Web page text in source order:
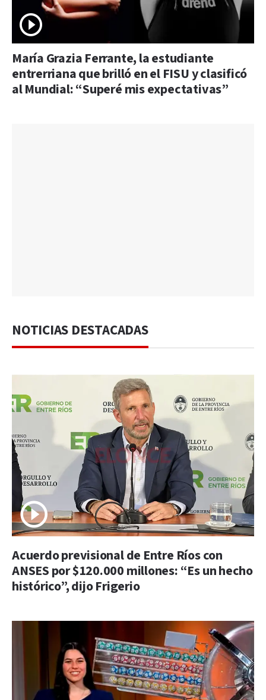
María Grazia Ferrante, la estudiante
entrerriana que brilló en el FISU y clasificó
al Mundial: “Superé mis expectativas”
NOTICIAS DESTACADAS
Acuerdo previsional de Entre Ríos con
ANSES por $120.000 millones: “Es un hecho
histórico”, dijo Frigerio